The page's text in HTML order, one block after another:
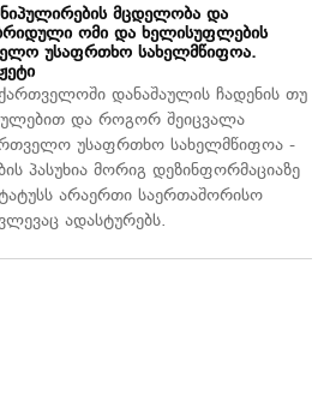
მცდელობა და
ომი და ხელისუფლების
უსაფრთხო სახელმწიფოა.
დანაშაულის ჩადენის თუ
და როგორ შეიცვალა
უსაფრთხო სახელმწიფოა -
პასუხია მორიგ დეზინფორმაციაზე
არაერთი საერთაშორისო
ადასტურებს.